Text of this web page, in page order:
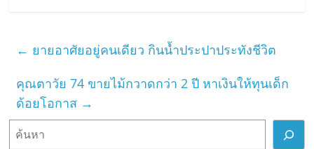
← ยายอาศัยอยู่คนเดียว กินน้ำประปาประทังชีวิต
คุณตาวัย 74 ขายไม้กวาดกว่า 2 ปี หาเงินให้ทุนเด็ก
ด้อยโอกาส →